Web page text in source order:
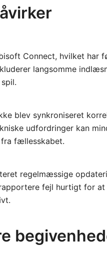
Connect, hvilket har
langsomme
blev synkroniseret
udfordringer kan
fællesskabet.
regelmæssige
fejl hurtigt for